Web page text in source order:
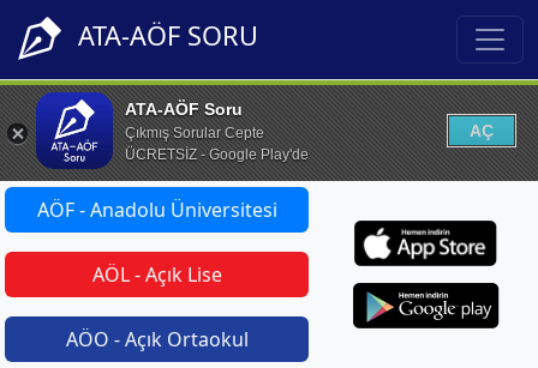
ATA-AÖF SORU
ATA-AÖF Soru
Çıkmış Sorular Cepte
ÜCRETSİZ - Google Play'de
AÇ
AÖF - Anadolu Üniversitesi
AÖL - Açık Lise
AÖO - Açık Ortaokul